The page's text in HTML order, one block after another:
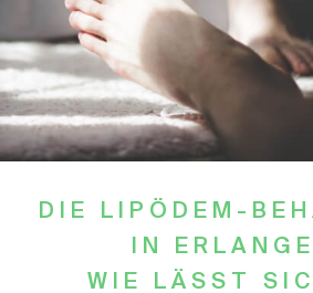
DIE LIPÖDEM-
IN
WIE LÄSST